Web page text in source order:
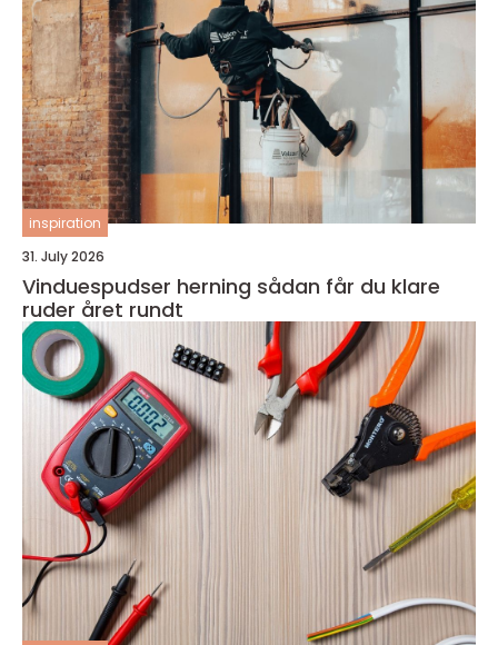
inspiration
31. July 2026
Vinduespudser herning sådan får du klare
ruder året rundt